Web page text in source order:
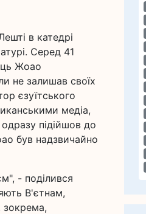
в катедрі
Серед 41
Жоао
не залишав своїх
єзуїтського
медіа,
підійшов до
був надзвичайно
- поділився
В'єтнам,
зокрема,